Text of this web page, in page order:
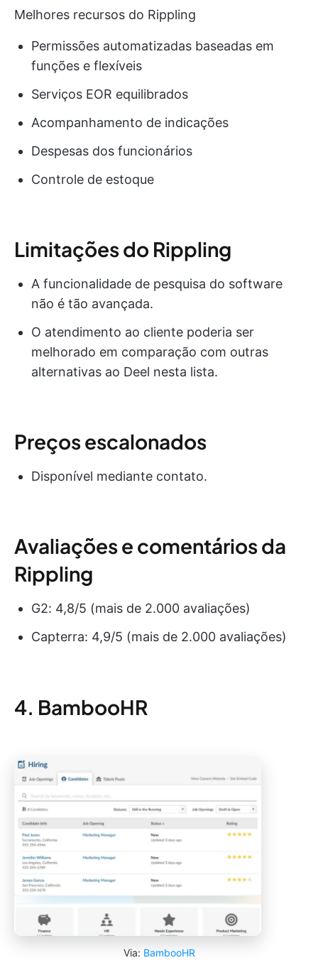
Melhores recursos do Rippling
Permissões automatizadas baseadas em
funções e flexíveis
Serviços EOR equilibrados
Acompanhamento de indicações
Despesas dos funcionários
Controle de estoque
Limitações do Rippling
A funcionalidade de pesquisa do software
não é tão avançada.
O atendimento ao cliente poderia ser
melhorado em comparação com outras
alternativas ao Deel nesta lista.
Preços escalonados
Disponível mediante contato.
Avaliações e comentários da
Rippling
G2: 4,8/5 (mais de 2.000 avaliações)
Capterra: 4,9/5 (mais de 2.000 avaliações)
4. BambooHR
Via: BambooHR